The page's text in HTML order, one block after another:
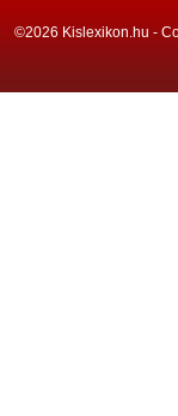
©2026 Kislexikon.hu -